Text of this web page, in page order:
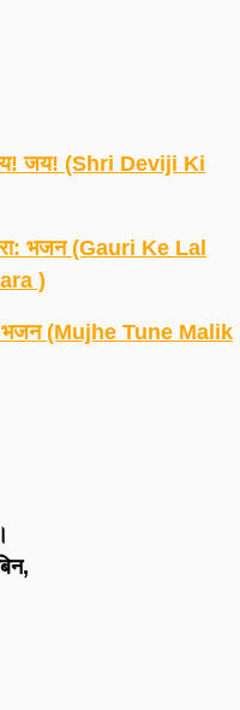
जय! (Shri Deviji Ki
भजन (Gauri Ke Lal
)
भजन (Mujhe Tune Malik